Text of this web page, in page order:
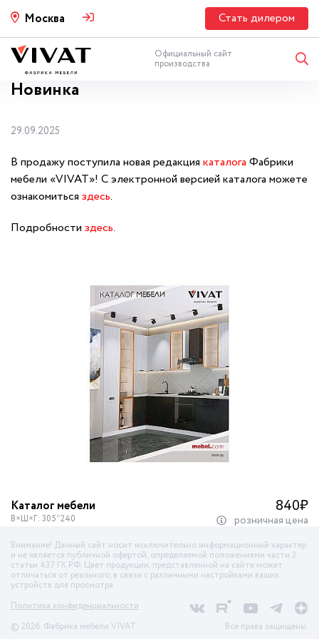
Москва Стать дилером
Официальный сайт
производства
Новинка
29.09.2025
В продажу поступила новая редакция каталога Фабрики
мебели «VIVAT»! С электронной версией каталога можете
ознакомиться здесь.
Подробности здесь.
Каталог мебели 840₽
В×Ш×Г: 305*240 розничная цена
Внимание! Данный сайт носит исключительно информационный характер
и не является публичной офертой, определяемой положениями части 2
статьи 437 ГК РФ. Цвет продукции, представленной на сайте может
отличаться от реального, в связи с различными настройками ваших
устройств для просмотра.
Политика конфиденциальности
© 2026. Фабрика мебели VIVAT
Все права защищены.